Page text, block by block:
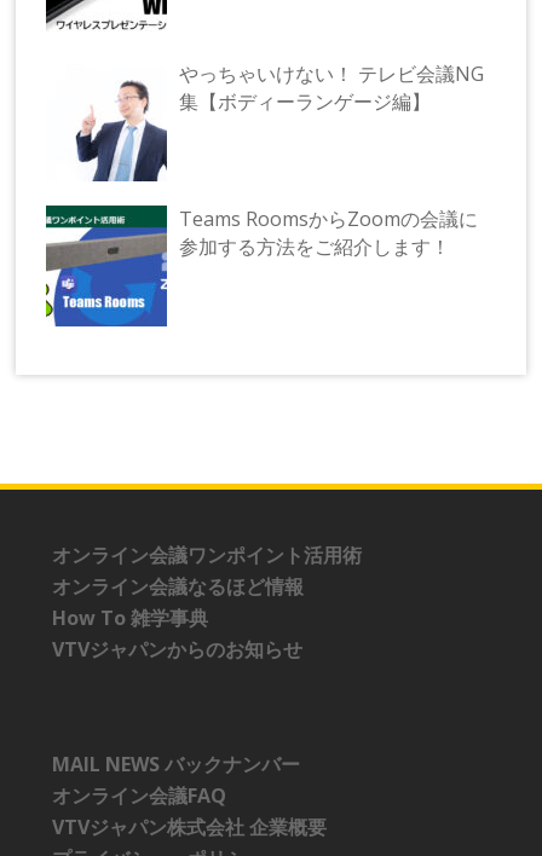
やっちゃいけない！ テレビ会議NG
集【ボディーランゲージ編】
Teams RoomsからZoomの会議に
参加する方法をご紹介します！
オンライン会議ワンポイント活用術
オンライン会議なるほど情報
How To 雑学事典
VTVジャパンからのお知らせ
MAIL NEWS バックナンバー
オンライン会議FAQ
VTVジャパン株式会社 企業概要